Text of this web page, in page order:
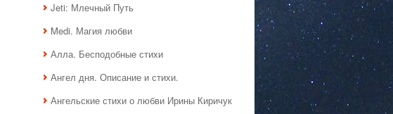
Jeti: Млечный Путь
Medi. Магия любви
Алла. Бесподобные стихи
Ангел дня. Описание и стихи.
Ангельские стихи о любви Ирины Киричук